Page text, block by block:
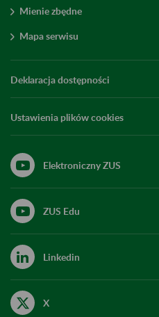
Mienie zbędne
Mapa serwisu
Deklaracja dostępności
Ustawienia plików cookies
Elektroniczny ZUS
ZUS Edu
Linkedin
X